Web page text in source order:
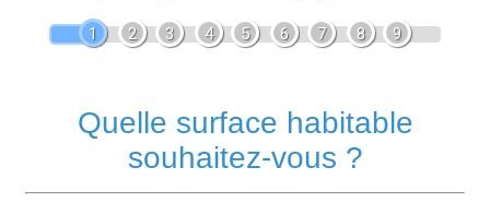
1 2 3 4 5 6 7 8 9
Quelle surface habitable
souhaitez-vous ?